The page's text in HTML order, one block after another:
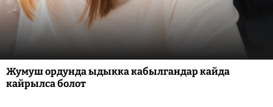
Жумуш ордунда ыдыкка кабылгандар кайда
кайрылса болот